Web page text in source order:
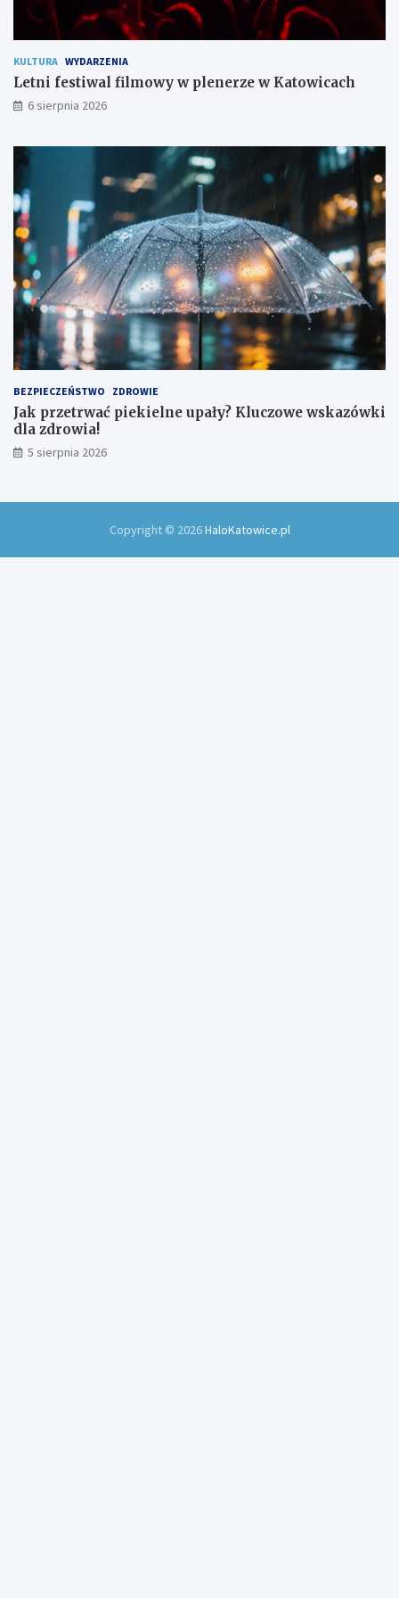
KULTURA WYDARZENIA
Letni festiwal filmowy w plenerze w Katowicach
6 sierpnia 2026
BEZPIECZEŃSTWO ZDROWIE
Jak przetrwać piekielne upały? Kluczowe wskazówki
dla zdrowia!
5 sierpnia 2026
Copyright © 2026HaloKatowice.pl